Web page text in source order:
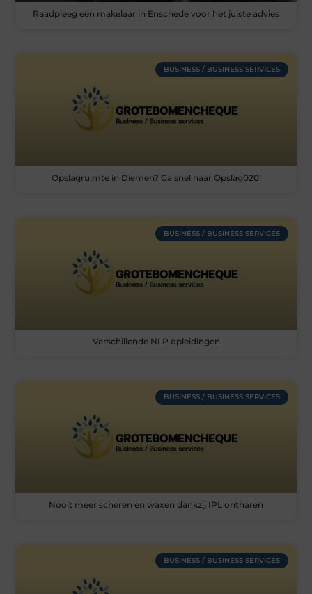
Raadpleeg een makelaar in Enschede voor het juiste advies
BUSINESS / BUSINESS SERVICES
Opslagruimte in Diemen? Ga snel naar Opslag020!
BUSINESS / BUSINESS SERVICES
Verschillende NLP opleidingen
BUSINESS / BUSINESS SERVICES
Nooit meer scheren en waxen dankzij IPL ontharen
BUSINESS / BUSINESS SERVICES